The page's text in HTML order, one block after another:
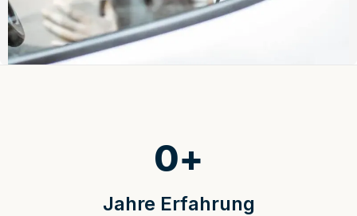
Jahre Erfahrung
0+